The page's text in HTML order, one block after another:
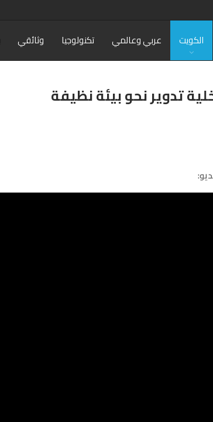
الكويت عربي وعالمي تكنولوجيا وثائقي
تدوير نحو بيئة نظيفة